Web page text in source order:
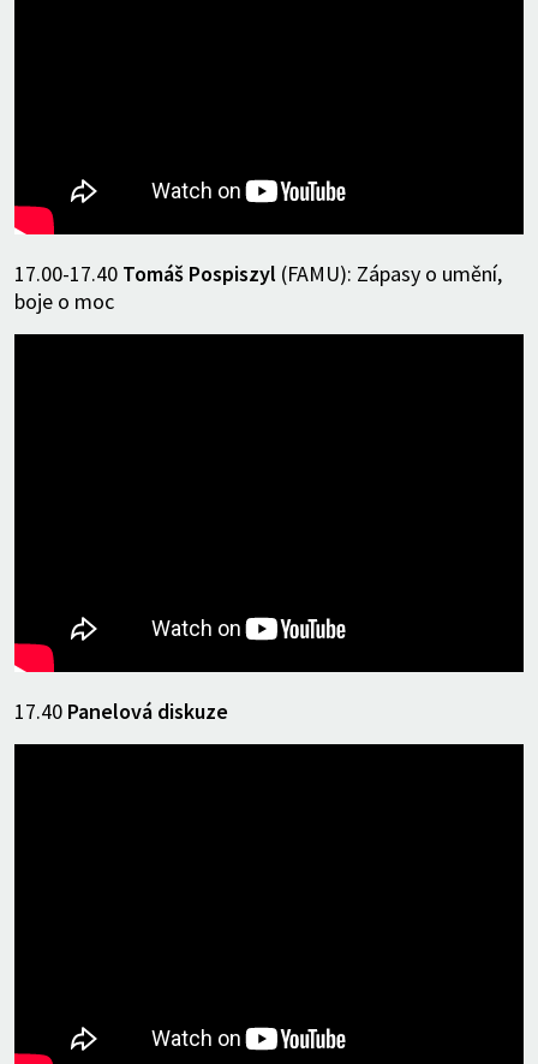
17.00-17.40 Tomáš Pospiszyl (FAMU): Zápasy o umění,
boje o moc
17.40 Panelová diskuze